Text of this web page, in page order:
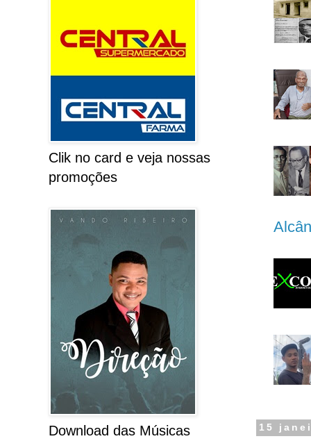
15
Clik no card e veja nossas
promoções
Download das Músicas